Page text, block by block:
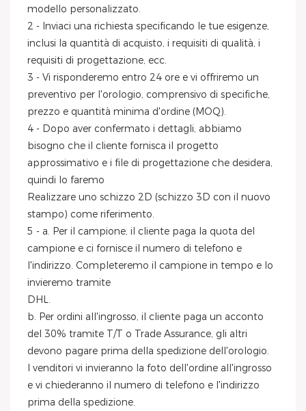
modello personalizzato.
2 - Inviaci una richiesta specificando le tue esigenze,
inclusi la quantità di acquisto, i requisiti di qualità, i
requisiti di progettazione, ecc.
3 - Vi risponderemo entro 24 ore e vi offriremo un
preventivo per l'orologio, comprensivo di specifiche,
prezzo e quantità minima d'ordine (MOQ).
4 - Dopo aver confermato i dettagli, abbiamo
bisogno che il cliente fornisca il progetto
approssimativo e i file di progettazione che desidera,
quindi lo faremo
Realizzare uno schizzo 2D (schizzo 3D con il nuovo
stampo) come riferimento.
5 - a. Per il campione, il cliente paga la quota del
campione e ci fornisce il numero di telefono e
l'indirizzo. Completeremo il campione in tempo e lo
invieremo tramite
DHL.
b. Per ordini all'ingrosso, il cliente paga un acconto
del 30% tramite T/T o Trade Assurance, gli altri
devono pagare prima della spedizione dell'orologio.
I venditori vi invieranno la foto dell'ordine all'ingrosso
e vi chiederanno il numero di telefono e l'indirizzo
prima della spedizione.